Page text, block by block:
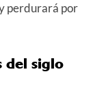
perdurará por
del siglo